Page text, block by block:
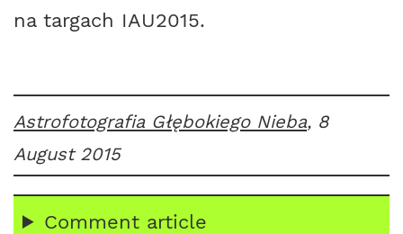
na targach IAU2015.
Astrofotografia Głębokiego Nieba, 8
August 2015
Comment article